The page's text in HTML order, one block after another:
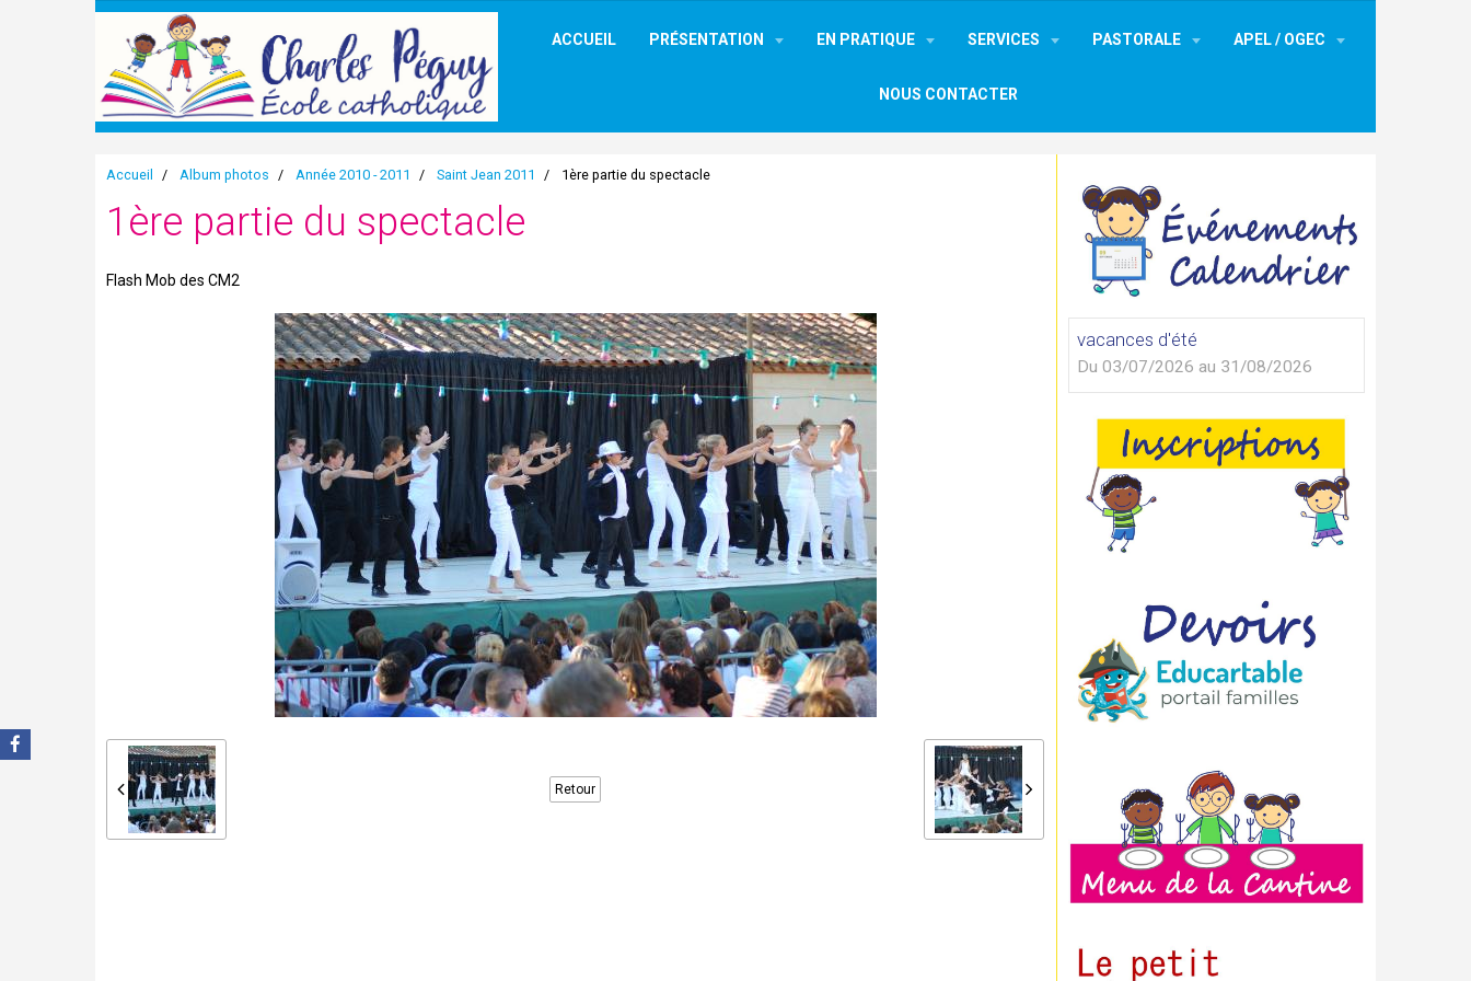
ACCUEIL PRÉSENTATION EN PRATIQUE SERVICES PASTORALE APEL / OGEC
NOUS CONTACTER
Accueil Album photos Année 2010 - 2011 Saint Jean 2011 1ère partie du spectacle
1ère partie du spectacle
Flash Mob des CM2
Retour
vacances d'été
Du 03/07/2026 au 31/08/2026